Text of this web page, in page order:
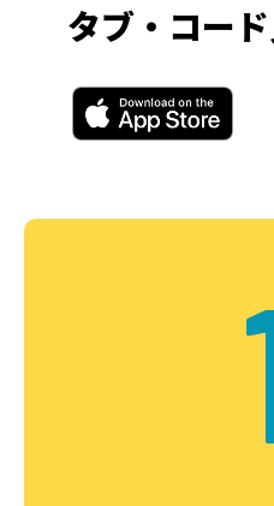
タブ・コー